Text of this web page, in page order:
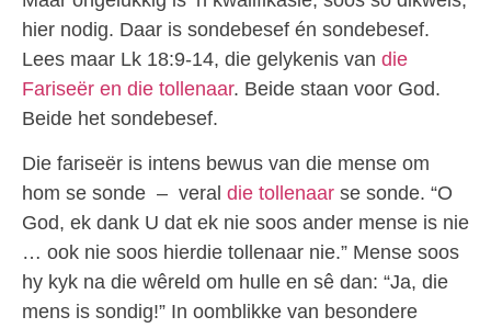
hier nodig. Daar is sondebesef én sondebesef.
Lees maar Lk 18:9-14, die gelykenis van die
Fariseër en die tollenaar. Beide staan voor God.
Beide het sondebesef.
Die fariseër is intens bewus van die mense om
hom se sonde – veral die tollenaar se sonde. “O
God, ek dank U dat ek nie soos ander mense is nie
… ook nie soos hierdie tollenaar nie.” Mense soos
hy kyk na die wêreld om hulle en sê dan: “Ja, die
mens is sondig!” In oomblikke van besondere